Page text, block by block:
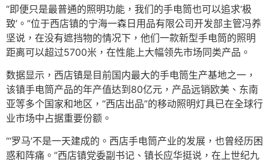
“即便只是最普通的照明功能，我们的手电筒也可以追求‘极
致’。”位于西店镇的宁海一森日用品有限公司开发部主管冯养
坚说，在没有遮挡物的情况下，他们一款新型手电筒的照明
距离可以超过5700米，在性能上大幅领先市场同类产品。
数据显示，西店镇是目前国内最大的手电筒生产基地之一，
该镇手电筒产品的年产值达到80亿元，产品远销欧美、东南
亚等多个国家和地区，“西店出品”的移动照明灯具已在全球行
业市场中占据重要份额。
“‘罗马’不是一天建成的。西店手电筒产业的发展，也曾经历困
惑和阵痛。”西店镇党委副书记、镇长应华挺说，在上世纪九